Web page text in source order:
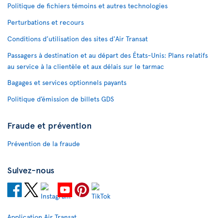
Politique de fichiers témoins et autres technologies
Perturbations et recours
Conditions d’utilisation des sites d'Air Transat
Passagers à destination et au départ des États-Unis: Plans relatifs
au service à la clientèle et aux délais sur le tarmac
Bagages et services optionnels payants
Politique d’émission de billets GDS
Fraude et prévention
Prévention de la fraude
Suivez-nous